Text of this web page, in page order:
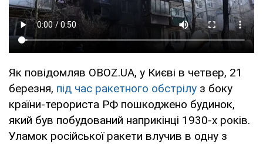
Як повідомляв OBOZ.UA, у Києві в четвер, 21
березня, під час ракетного обстрілу з боку
країни-терориста РФ пошкоджено будинок,
який був побудований наприкінці 1930-х років.
Уламок російської ракети влучив в одну з